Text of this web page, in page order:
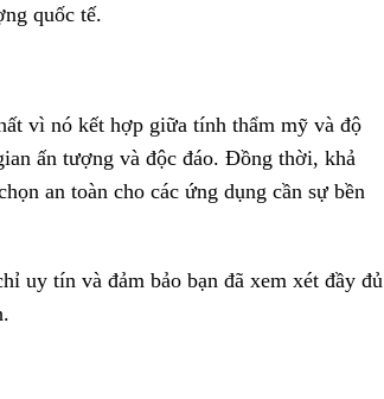
quốc tế.
vì nó kết hợp giữa tính thẩm mỹ và độ
ấn tượng và độc đáo. Đồng thời, khả
an toàn cho các ứng dụng cần sự bền
uy tín và đảm bảo bạn đã xem xét đầy đủ